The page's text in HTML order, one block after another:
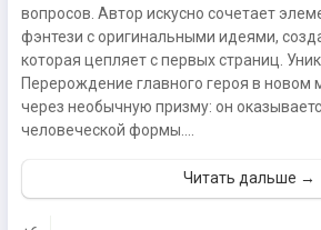
вопросов. Автор искусно сочетает
фэнтези с оригинальными идеями,
которая цепляет с первых страниц.
Перерождение главного героя в новом
через необычную призму: он
человеческой формы....
Читать дальше →